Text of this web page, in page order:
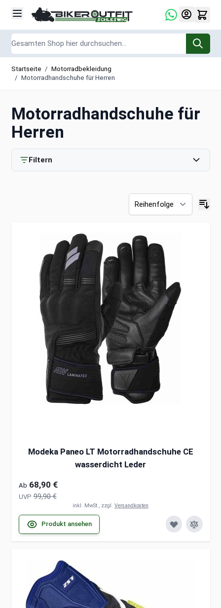
Startseite / Motorradbekleidung
/ Motorradhandschuhe für Herren
Motorradhandschuhe für
Herren
Filtern
Modeka Paneo LT Motorradhandschuhe CE
wasserdicht Leder
Ab 68,90 €
UVP 99,90 €
inkl. MwSt., zzgl. Versandkosten
Produkt ansehen